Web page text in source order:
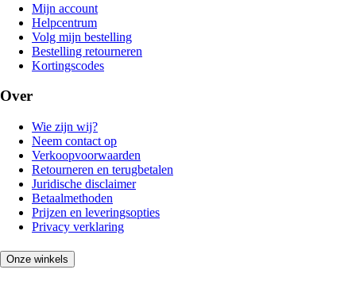
Mijn account
Helpcentrum
Volg mijn bestelling
Bestelling retourneren
Kortingscodes
Over
Wie zijn wij?
Neem contact op
Verkoopvoorwaarden
Retourneren en terugbetalen
Juridische disclaimer
Betaalmethoden
Prijzen en leveringsopties
Privacy verklaring
Onze winkels